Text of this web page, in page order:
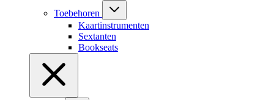
Toebehoren
Kaartinstrumenten
Sextanten
Bookseats